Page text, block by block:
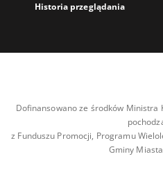
Historia przeglądania
Dofinansowano ze środków
z Funduszu Promocji, Programu
Gminy